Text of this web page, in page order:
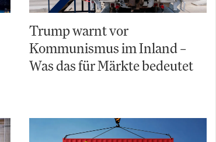
Trump warnt vor
Kommunismus im Inland –
Was das für Märkte bedeutet